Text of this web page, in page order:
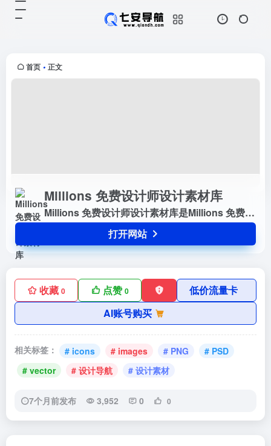
首页 • 正文
Millions 免费设计师设计素材库
Millions 免费设计师设计素材库是Millions 免费设计师设计素材...
打开网站
收藏 0 点赞0
低价流量卡
AI账号购买
相关标签： # icons # images # PNG
# PSD
# vector
# 设计导航 # 设计素材
7个月前发布 3,952 0 0